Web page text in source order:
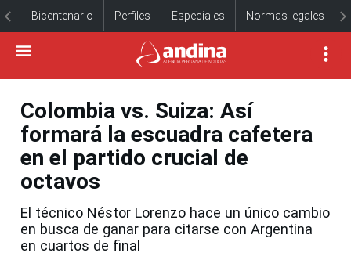
Bicentenario Perfiles Especiales Normas legales
Colombia vs. Suiza: Así
formará la escuadra cafetera
en el partido crucial de
octavos
El técnico Néstor Lorenzo hace un único cambio
en busca de ganar para citarse con Argentina
en cuartos de final